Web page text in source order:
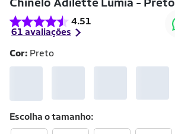
4.51
61 avaliações
Cor: Preto
Escolha otamanho